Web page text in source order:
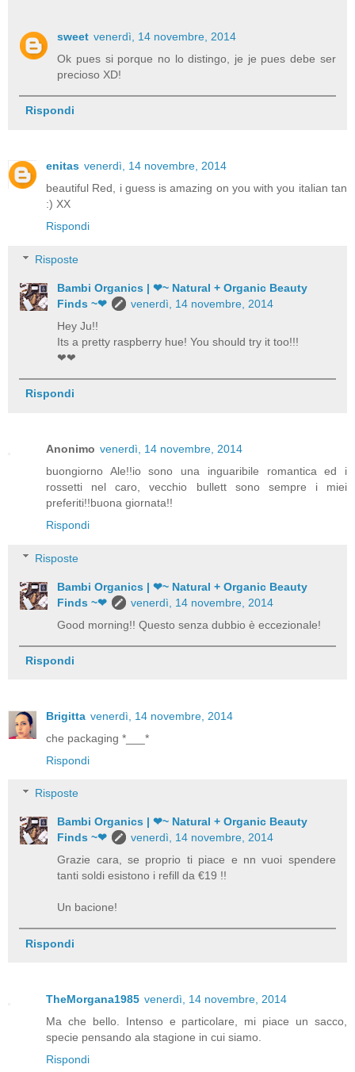
sweet venerdì, 14 novembre, 2014
Ok pues si porque no lo distingo, je je pues debe ser
precioso XD!
Rispondi
enitas venerdì, 14 novembre, 2014
beautiful Red, i guess is amazing on you with you italian tan
:) XX
Rispondi
Risposte
Bambi Organics | ❤~ Natural + Organic Beauty
Finds ~❤
venerdì, 14 novembre, 2014
Hey Ju!!
Its a pretty raspberry hue! You should try it too!!!
❤❤
Rispondi
Anonimo venerdì, 14 novembre, 2014
buongiorno Ale!!io sono una inguaribile romantica ed i
rossetti nel caro, vecchio bullett sono sempre i miei
preferiti!!buona giornata!!
Rispondi
Risposte
Bambi Organics | ❤~ Natural + Organic Beauty
Finds ~❤
venerdì, 14 novembre, 2014
Good morning!! Questo senza dubbio è eccezionale!
Rispondi
Brigitta venerdì, 14 novembre, 2014
che packaging *___*
Rispondi
Risposte
Bambi Organics | ❤~ Natural + Organic Beauty
Finds ~❤
venerdì, 14 novembre, 2014
Grazie cara, se proprio ti piace e nn vuoi spendere
tanti soldi esistono i refill da €19 !!
Un bacione!
Rispondi
TheMorgana1985 venerdì, 14 novembre, 2014
Ma che bello. Intenso e particolare, mi piace un sacco,
specie pensando ala stagione in cui siamo.
Rispondi